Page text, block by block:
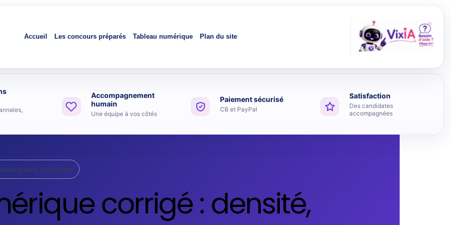
Accueil Les concours préparés Tableau numérique Plan du site
Accompagnement
humain
Une équipe à vos côtés
Paiement sécurisé
CB et PayPal
Satisfaction
Des candidates
accompagnées
territorial
corrigé : densité,